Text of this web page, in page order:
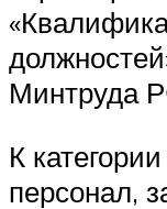
Минтруда
К
персонал,